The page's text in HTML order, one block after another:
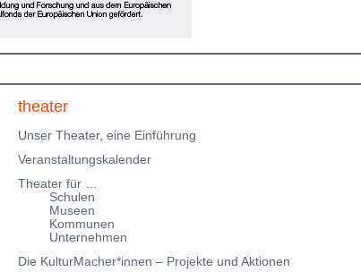
Parkmöglichkeiten findest Du hier:
theater
Unser Theater, eine Einführung
Veranstaltungskalender
Theater für …
Schulen
Museen
Kommunen
Unternehmen
Die KulturMacher*innen – Projekte und Aktionen